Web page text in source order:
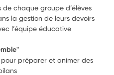
de chaque groupe d’élèves
la gestion de leurs devoirs
l’équipe éducative
préparer et animer des